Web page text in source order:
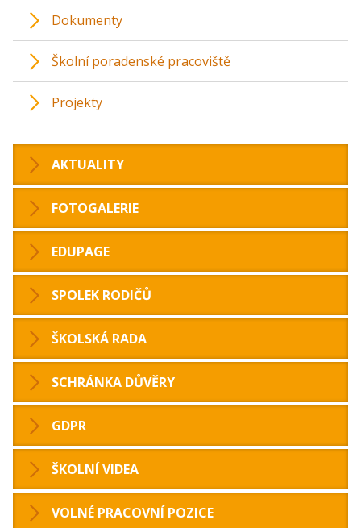
Dokumenty
Školní poradenské pracoviště
Projekty
AKTUALITY
FOTOGALERIE
EDUPAGE
SPOLEK RODIČŮ
ŠKOLSKÁ RADA
SCHRÁNKA DŮVĚRY
GDPR
ŠKOLNÍ VIDEA
VOLNÉ PRACOVNÍ POZICE